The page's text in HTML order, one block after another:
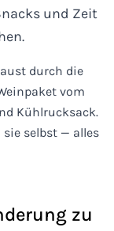
und Zeit
durch die
vom
Kühlrucksack.
sie selbst — alles
zu